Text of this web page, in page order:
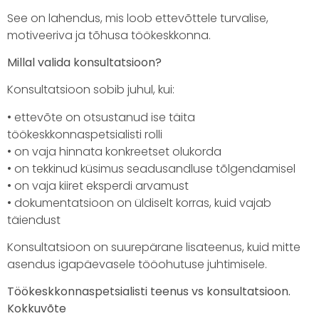
See on lahendus, mis loob ettevõttele turvalise,
motiveeriva ja tõhusa töökeskkonna.
Millal valida konsultatsioon?
Konsultatsioon sobib juhul, kui:
• ettevõte on otsustanud ise täita
töökeskkonnaspetsialisti rolli
• on vaja hinnata konkreetset olukorda
• on tekkinud küsimus seadusandluse tõlgendamisel
• on vaja kiiret eksperdi arvamust
• dokumentatsioon on üldiselt korras, kuid vajab
täiendust
Konsultatsioon on suurepärane lisateenus, kuid mitte
asendus igapäevasele tööohutuse juhtimisele.
Töökeskkonnaspetsialisti teenus vs konsultatsioon.
Kokkuvõte